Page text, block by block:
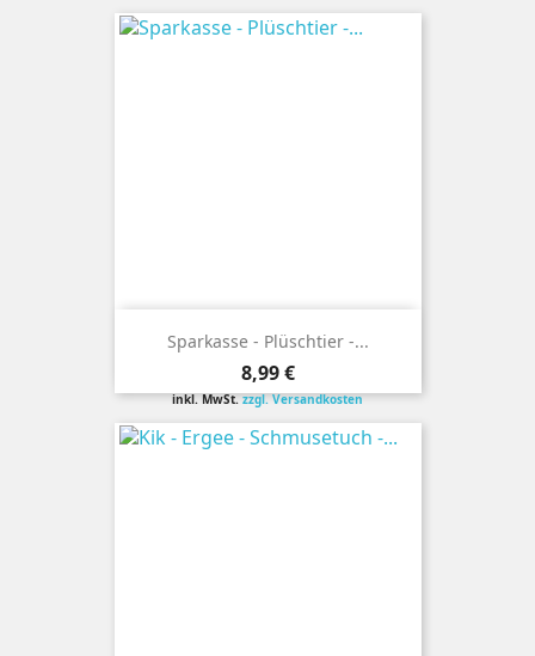
Sparkasse - Plüschtier -...
Preis
8,99 €
inkl. MwSt.zzgl. Versandkosten